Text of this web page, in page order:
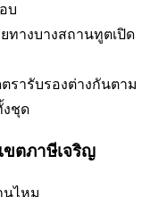
บ
ทางบางสถานทูตเปิด
รารับรองต่างกันตาม
งชุด
เขตภาษีเจริญ
นไหม